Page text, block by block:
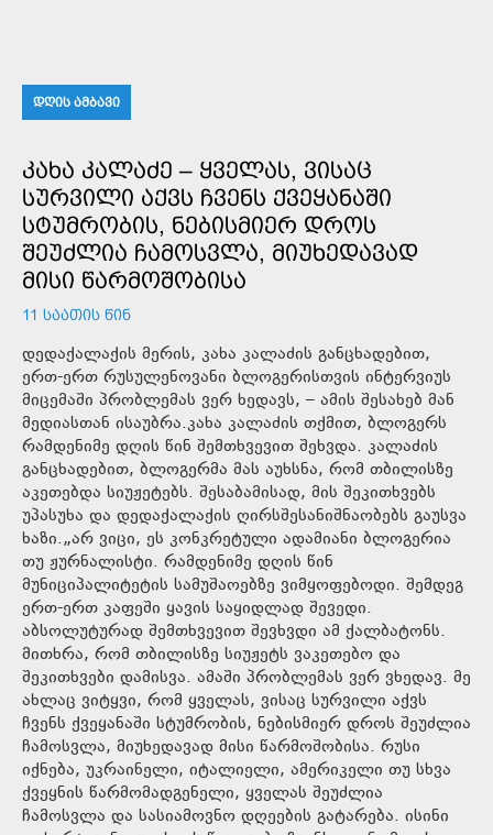
ᲓᲦᲘᲡ ᲐᲛᲑᲐᲕᲘ
ᲙᲐᲮᲐ ᲙᲐᲚᲐᲫᲔ – ᲧᲕᲔᲚᲐᲡ, ᲕᲘᲡᲐᲪ
ᲡᲣᲠᲕᲘᲚᲘ ᲐᲥᲕᲡ ᲩᲕᲔᲜᲡ ᲥᲕᲔᲧᲐᲜᲐᲨᲘ
ᲡᲢᲣᲛᲠᲝᲑᲘᲡ, ᲜᲔᲑᲘᲡᲛᲘᲔᲠ ᲓᲠᲝᲡ
ᲨᲔᲣᲫᲚᲘᲐ ᲩᲐᲛᲝᲡᲕᲚᲐ, ᲛᲘᲣᲮᲔᲓᲐᲕᲐᲓ
ᲛᲘᲡᲘ ᲬᲐᲠᲛᲝᲨᲝᲑᲘᲡᲐ
11 ᲡᲐᲐᲗᲘᲡ ᲬᲘᲜ
დედაქალაქის მერის, კახა კალაძის განცხადებით,
ერთ-ერთ რუსულენოვანი ბლოგერისთვის ინტერვიუს
მიცემაში პრობლემას ვერ ხედავს, – ამის შესახებ მან
მედიასთან ისაუბრა.კახა კალაძის თქმით, ბლოგერს
რამდენიმე დღის წინ შემთხვევით შეხვდა. კალაძის
განცხადებით, ბლოგერმა მას აუხსნა, რომ თბილისზე
აკეთებდა სიუჟეტებს. შესაბამისად, მის შეკითხვებს
უპასუხა და დედაქალაქის ღირსშესანიშნაობებს გაუსვა
ხაზი.„არ ვიცი, ეს კონკრეტული ადამიანი ბლოგერია
თუ ჟურნალისტი. რამდენიმე დღის წინ
მუნიციპალიტეტის სამუშაოებზე ვიმყოფებოდი. შემდეგ
ერთ-ერთ კაფეში ყავის საყიდლად შევედი.
აბსოლუტურად შემთხვევით შევხვდი ამ ქალბატონს.
მითხრა, რომ თბილისზე სიუჟეტს ვაკეთებო და
შეკითხვები დამისვა. ამაში პრობლემას ვერ ვხედავ. მე
ახლაც ვიტყვი, რომ ყველას, ვისაც სურვილი აქვს
ჩვენს ქვეყანაში სტუმრობის, ნებისმიერ დროს შეუძლია
ჩამოსვლა, მიუხედავად მისი წარმოშობისა. რუსი
იქნება, უკრაინელი, იტალიელი, ამერიკელი თუ სხვა
ქვეყნის წარმომადგენელი, ყველას შეუძლია
ჩამოსვლა და სასიამოვნო დღეების გატარება. ისინი